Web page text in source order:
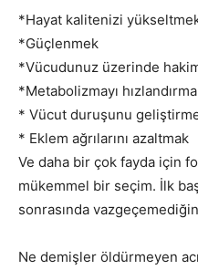
*Hayat kalitenizi
*Güçlenmek
*Vücudunuz üzerinde
*Metabolizmayı
* Vücut duruşunu
* Eklem ağrılarını azaltmak
Ve daha bir çok fayda için
mükemmel bir seçim. İlk
sonrasında
Ne demişler öldürmeyen